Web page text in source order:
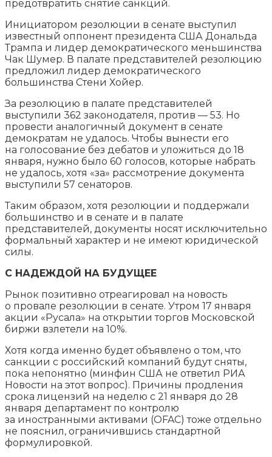
предотвратить снятие санкций.
Инициатором резолюции в сенате выступил
известный оппонент президента США Дональда
Трампа и лидер демократического меньшинства
Чак Шумер. В палате представителей резолюцию
предложил лидер демократического
большинства Стени Хойер.
За резолюцию в палате представителей
выступили 362 законодателя, против — 53. Но
провести аналогичный документ в сенате
демократам не удалось. Чтобы вынести его
на голосование без дебатов и уложиться до 18
января, нужно было 60 голосов, которые набрать
не удалось, хотя «за» рассмотрение документа
выступили 57 сенаторов.
Таким образом, хотя резолюции и поддержали
большинство и в сенате и в палате
представителей, документы носят исключительно
формальный характер и не имеют юридической
силы.
С НАДЕЖДОЙ НА БУДУЩЕЕ
Рынок позитивно отреагировал на новость
о провале резолюции в сенате. Утром 17 января
акции «Русала» на открытии торгов Московской
биржи взлетели на 10%.
Хотя когда именно будет объявлено о том, что
санкции с российский компаний будут сняты,
пока непонятно (минфин США не ответил РИА
Новости на этот вопрос). Причины продления
срока лицензий на неделю с 21 января до 28
января департамент по контролю
за иностранными активами (OFAC) тоже отдельно
не пояснил, ограничившись стандартной
формулировкой.